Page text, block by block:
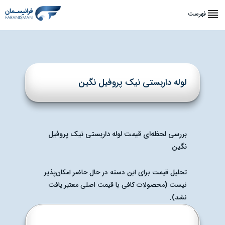
فهرست
لوله داربستی نیک پروفیل نگین
بررسی لحظه‌ای قیمت لوله داربستی نیک پروفیل
نگین
تحلیل قیمت برای این دسته در حال حاضر امکان‌پذیر
نیست (محصولات کافی با قیمت اصلی معتبر یافت
نشد).